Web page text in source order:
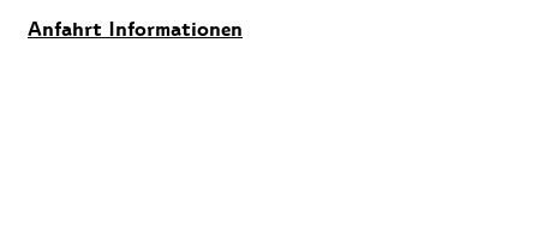
Anfahrt Informationen